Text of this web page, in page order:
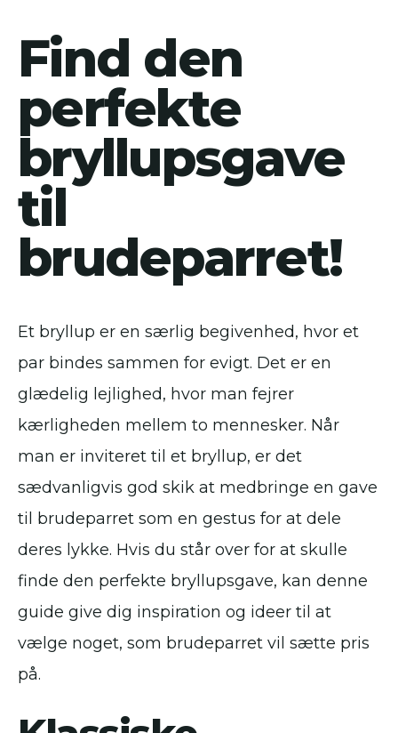
Find den
perfekte
bryllupsgave
til
brudeparret!
Et bryllup er en særlig begivenhed, hvor et
par bindes sammen for evigt. Det er en
glædelig lejlighed, hvor man fejrer
kærligheden mellem to mennesker. Når
man er inviteret til et bryllup, er det
sædvanligvis god skik at medbringe en gave
til brudeparret som en gestus for at dele
deres lykke. Hvis du står over for at skulle
finde den perfekte bryllupsgave, kan denne
guide give dig inspiration og ideer til at
vælge noget, som brudeparret vil sætte pris
på.